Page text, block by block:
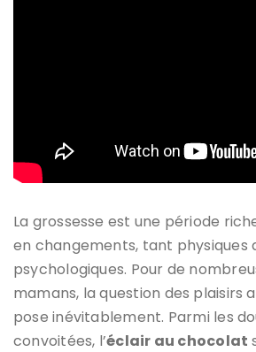
La grossesse est une période
en changements, tant physiques
psychologiques. Pour de
mamans, la question des plaisirs
pose inévitablement. Parmi les
convoitées, l’éclair au chocolat